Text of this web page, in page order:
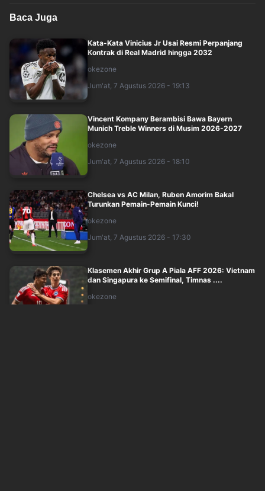
Baca Juga
Kata-Kata Vinicius Jr Usai Resmi Perpanjang
Kontrak di Real Madrid hingga 2032
okezone
Jum'at, 7 Agustus 2026 - 19:13
Vincent Kompany Berambisi Bawa Bayern
Munich Treble Winners di Musim 2026-2027
okezone
Jum'at, 7 Agustus 2026 - 18:10
Chelsea vs AC Milan, Ruben Amorim Bakal
Turunkan Pemain-Pemain Kunci!
okezone
Jum'at, 7 Agustus 2026 - 17:30
Klasemen Akhir Grup A Piala AFF 2026: Vietnam
dan Singapura ke Semifinal, Timnas ....
okezone